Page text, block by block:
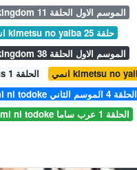
انمي kingdom الموسم الاول الحلقة 11
انمي kimetsu no yaiba حلقة 25
انمي kingdom الموسم الاول الحلقة 38
انمي kinema citrus الحلقة 1
انمي kimi ni todoke الحلقة 4 الموسم الثاني
انمي kimi ni todoke الحلقة 1 عرب ساما